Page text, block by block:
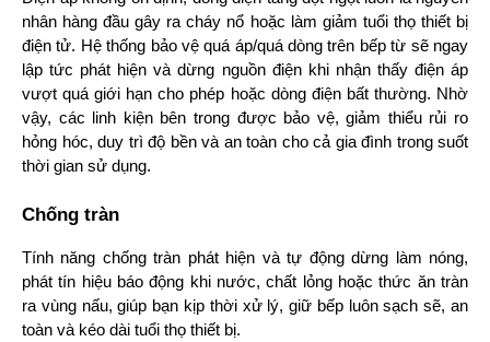
nhân hàng đầu gây ra cháy nổ hoặc làm giảm tuổi thọ thiết bị
điện tử. Hệ thống bảo vệ quá áp/quá dòng trên bếp từ sẽ ngay
lập tức phát hiện và dừng nguồn điện khi nhận thấy điện áp
vượt quá giới hạn cho phép hoặc dòng điện bất thường. Nhờ
vậy, các linh kiện bên trong được bảo vệ, giảm thiểu rủi ro
hỏng hóc, duy trì độ bền và an toàn cho cả gia đình trong suốt
thời gian sử dụng.
Chống tràn
Tính năng chống tràn phát hiện và tự động dừng làm nóng,
phát tín hiệu báo động khi nước, chất lỏng hoặc thức ăn tràn
ra vùng nấu, giúp bạn kịp thời xử lý, giữ bếp luôn sạch sẽ, an
toàn và kéo dài tuổi thọ thiết bị.